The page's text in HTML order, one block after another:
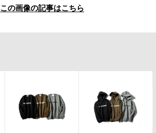
#HANDSOME HANDBOOK
この画像の記事はこちら